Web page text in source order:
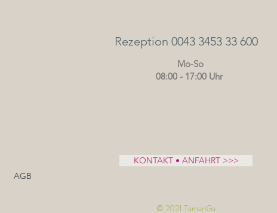
Rezeption 0043 3453 33 600
Mo-So
08:00 - 17:00 Uhr
AGB
KONTAKT • ANFAHRT >>>
© 2021 TamanGa